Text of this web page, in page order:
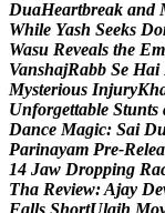
DuaHeartbreak and
While Yash Seeks Do
Wasu Reveals the Em
VanshajRabb Se Hai
Mysterious InjuryKh
Unforgettable Stunts
Dance Magic: Sai D
Parinayam Pre-Relea
14 Jaw Dropping Ra
Tha Review:Ajay De
Falls ShortUlajh Mo